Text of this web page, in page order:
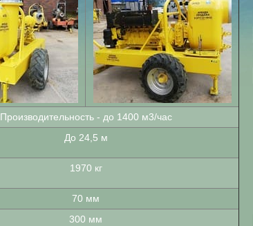
Производительность - до 1400 м3/час
До 24,5 м
1970 кг
70 мм
300 мм
ООО «ПромСервис»